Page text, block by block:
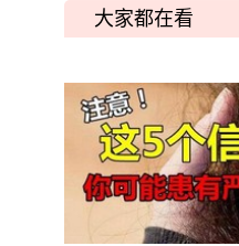
大家都在看